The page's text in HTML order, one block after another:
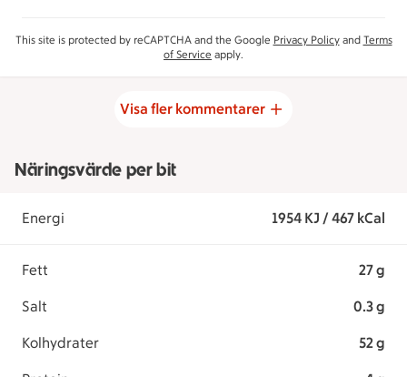
This site is protected by reCAPTCHA and the Google Privacy Policyand Terms
of Service apply.
Visa fler kommentarer
Näringsvärde per bit
Energi 1954 KJ / 467 kCal
Fett 27 g
Salt 0.3 g
Kolhydrater 52 g